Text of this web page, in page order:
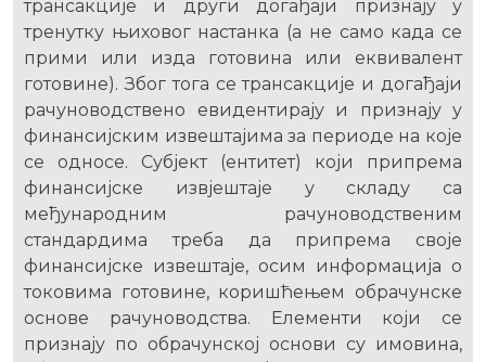
трансакције и други догађаји признају у
тренутку њиховог настанка (а не само када се
прими или изда готовина или еквивалент
готовине). Због тога се трансакције и догађаји
рачуноводствено евидентирају и признају у
финансијским извештајима за периоде на које
се односе. Субјект (ентитет) који припрема
финансијске извјештаје у складу са
међународним рачуноводственим
стандардима треба да припрема своје
финансијске извештаје, осим информација о
токовима готовине, коришћењем обрачунске
основе рачуноводства. Елементи који се
признају по обрачунској основи су имовина,